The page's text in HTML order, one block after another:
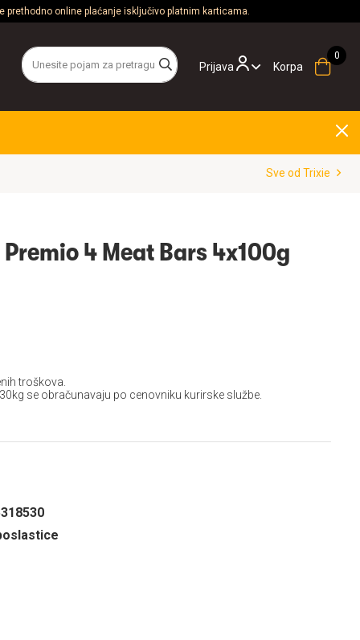
prethodno online plaćanje isključivo platnim karticama.
Prijava Korpa
Sve od Trixie
4 Meat Bars 4x100g
troškova.
se obračunavaju po cenovniku kurirske službe.